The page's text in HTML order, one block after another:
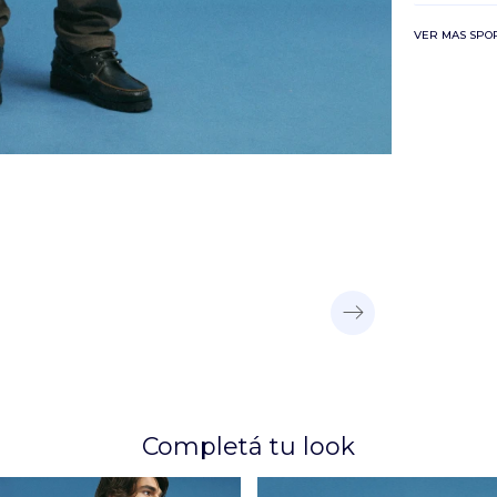
VER MAS
Completá tu look